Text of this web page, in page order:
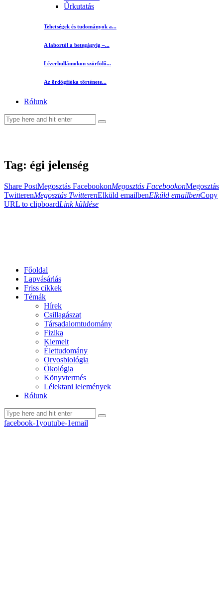
Űrkutatás
Tehetségek és tudományok a...
A labortól a betegágyig –...
Lézerhullámokon szörfölő...
Az ördögfióka története...
Rólunk
Tag: égi jelenség
Share PostMegosztás FacebookonMegosztás FacebookonMegosztás
TwitterenMegosztás TwitterenElküld emailbenElküld emailbenCopy
URL to clipboardLink küldése
Főoldal
Lapvásárlás
Friss cikkek
Témák
Hírek
Csillagászat
Társadalomtudomány
Fizika
Kiemelt
Élettudomány
Orvosbiológia
Ökológia
Könyvtermés
Lélektani lelemények
Rólunk
facebook-1youtube-1email